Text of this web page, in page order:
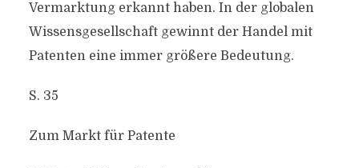
Vermarktung erkannt haben. In der globalen
Wissensgesellschaft gewinnt der Handel mit
Patenten eine immer größere Bedeutung.
S. 35
Zum Markt für Patente